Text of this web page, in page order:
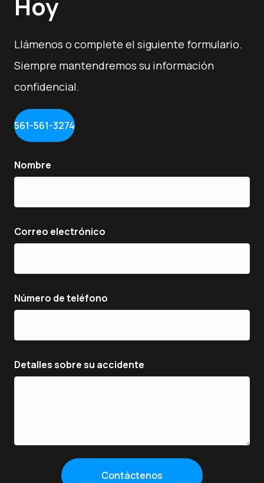
Llámenos o complete el siguiente formulario.
Siempre mantendremos su información
confidencial.
561-561-3274
Nombre
Correo electrónico
Número de teléfono
Detalles sobre su accidente